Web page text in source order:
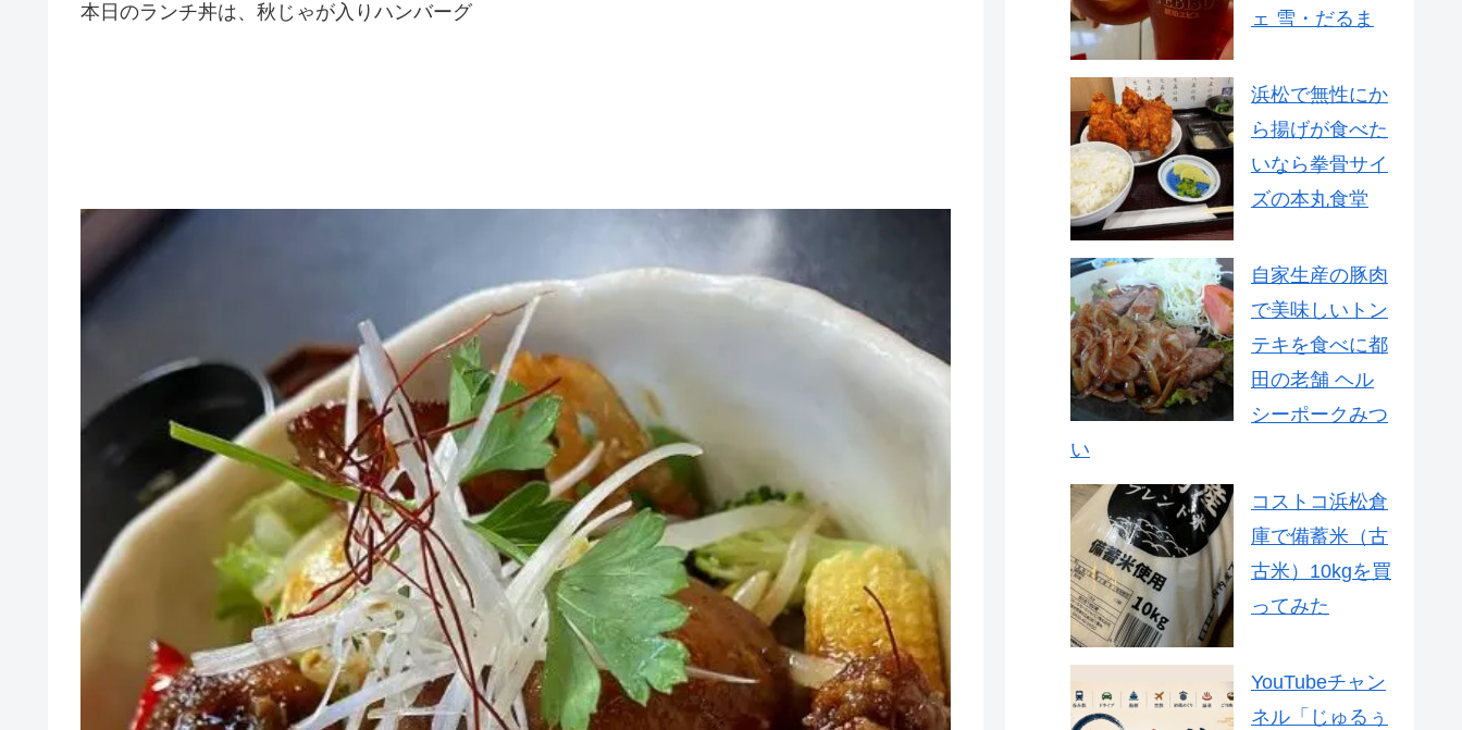
本日のランチ丼は、秋じゃが入りハンバーグ
ェ 雪・だるま
浜松で無性にか
ら揚げが食べた
いなら拳骨サイ
ズの本丸食堂
自家生産の豚肉
で美味しいトン
テキを食べに都
田の老舗 ヘル
シーポークみつ
い
コストコ浜松倉
庫で備蓄米（古
古米）10kgを買
ってみた
YouTubeチャン
ネル「じゅるぅ